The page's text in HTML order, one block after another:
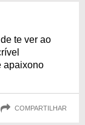
te ver ao
apaixono
COMPARTILHAR